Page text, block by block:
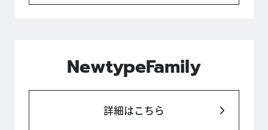
NewtypeFamily
詳細はこちら